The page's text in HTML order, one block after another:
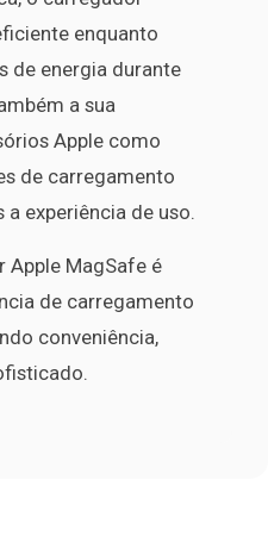
enquanto
de energia durante
a sua
Apple como
de carregamento
a experiência de uso.
Apple MagSafe é
de carregamento
conveniência,